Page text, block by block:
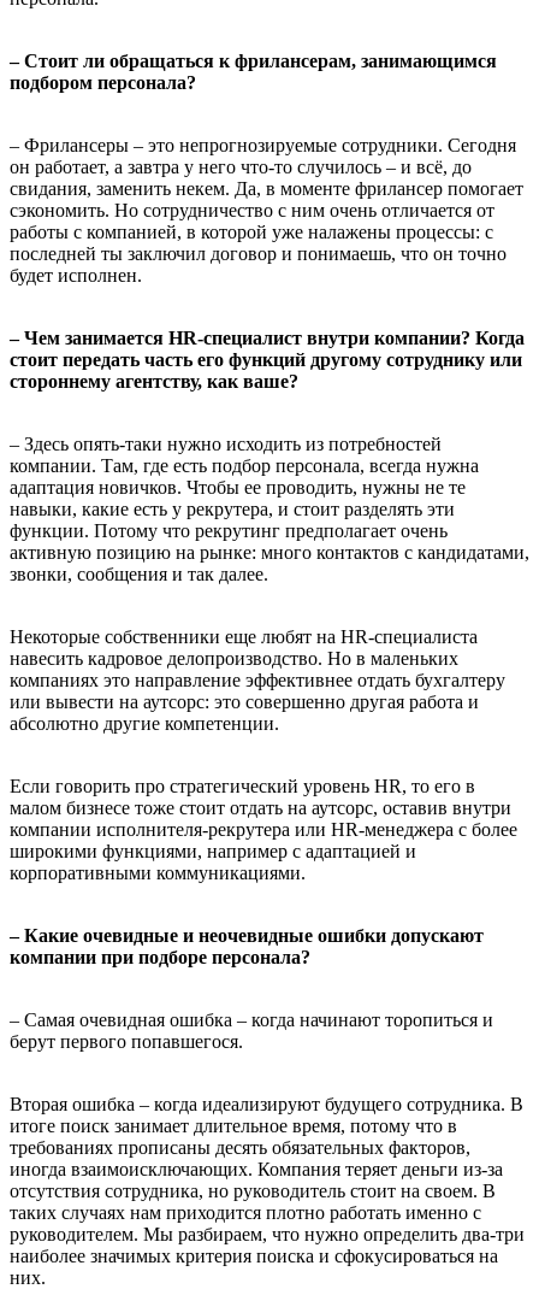
– Стоит ли обращаться к фрилансерам, занимающимся
подбором персонала?
– Фрилансеры – это непрогнозируемые сотрудники. Сегодня
он работает, а завтра у него что-то случилось – и всё, до
свидания, заменить некем. Да, в моменте фрилансер помогает
сэкономить. Но сотрудничество с ним очень отличается от
работы с компанией, в которой уже налажены процессы: с
последней ты заключил договор и понимаешь, что он точно
будет исполнен.
– Чем занимается HR-специалист внутри компании? Когда
стоит передать часть его функций другому сотруднику или
стороннему агентству, как ваше?
– Здесь опять-таки нужно исходить из потребностей
компании. Там, где есть подбор персонала, всегда нужна
адаптация новичков. Чтобы ее проводить, нужны не те
навыки, какие есть у рекрутера, и стоит разделять эти
функции. Потому что рекрутинг предполагает очень
активную позицию на рынке: много контактов с кандидатами,
звонки, сообщения и так далее.
Некоторые собственники еще любят на HR-специалиста
навесить кадровое делопроизводство. Но в маленьких
компаниях это направление эффективнее отдать бухгалтеру
или вывести на аутсорс: это совершенно другая работа и
абсолютно другие компетенции.
Если говорить про стратегический уровень HR, то его в
малом бизнесе тоже стоит отдать на аутсорс, оставив внутри
компании исполнителя-рекрутера или HR-менеджера с более
широкими функциями, например с адаптацией и
корпоративными коммуникациями.
– Какие очевидные и неочевидные ошибки допускают
компании при подборе персонала?
– Самая очевидная ошибка – когда начинают торопиться и
берут первого попавшегося.
Вторая ошибка – когда идеализируют будущего сотрудника. В
итоге поиск занимает длительное время, потому что в
требованиях прописаны десять обязательных факторов,
иногда взаимоисключающих. Компания теряет деньги из-за
отсутствия сотрудника, но руководитель стоит на своем. В
таких случаях нам приходится плотно работать именно с
руководителем. Мы разбираем, что нужно определить два-три
наиболее значимых критерия поиска и сфокусироваться на
них.